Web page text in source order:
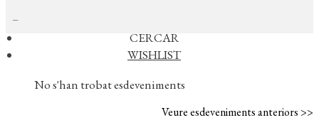
CERCAR
WISHLIST
AGENDA
No s'han trobat esdeveniments
Veure esdeveniments anteriors >>